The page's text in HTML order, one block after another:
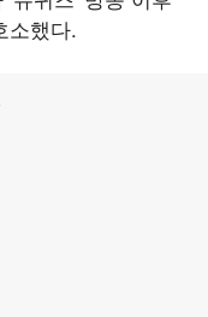
소했다.